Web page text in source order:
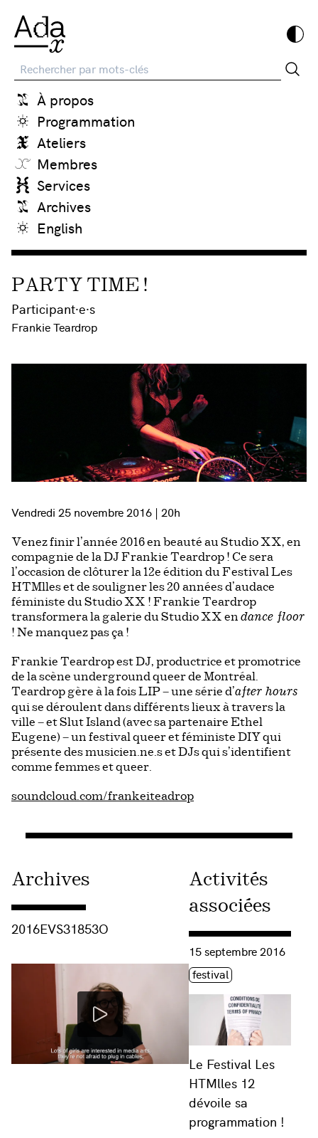
Recherche
À propos
Programmation
Ateliers
Membres
Services
Archives
English
PARTY TIME !
Participant·e·s
Frankie Teardrop
Vendredi 25 novembre 2016 | 20h
Venez finir l’année 2016 en beauté au Studio XX, en
compagnie de la DJ Frankie Teardrop ! Ce sera
l’occasion de clôturer la 12e édition du Festival Les
HTMlles et de souligner les 20 années d’audace
féministe du Studio XX ! Frankie Teardrop
transformera la galerie du Studio XX en dance floor
! Ne manquez pas ça !
Frankie Teardrop est DJ, productrice et promotrice
de la scène underground queer de Montréal.
Teardrop gère à la fois LIP – une série d’after hours
qui se déroulent dans différents lieux à travers la
ville – et Slut Island (avec sa partenaire Ethel
Eugene) – un festival queer et féministe DIY qui
présente des musicien.ne.s et DJs qui s’identifient
comme femmes et queer.
soundcloud.com/frankeiteadrop
Archives
2016EVS31853O
Activités
associées
Le Festival Les
HTMlles 12
dévoile sa
programmation !
Consulter « Le Festival
15 septembre 2016
Étiquette(s)
festival